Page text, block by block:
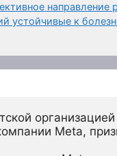
направление
устойчивые к
Meta,